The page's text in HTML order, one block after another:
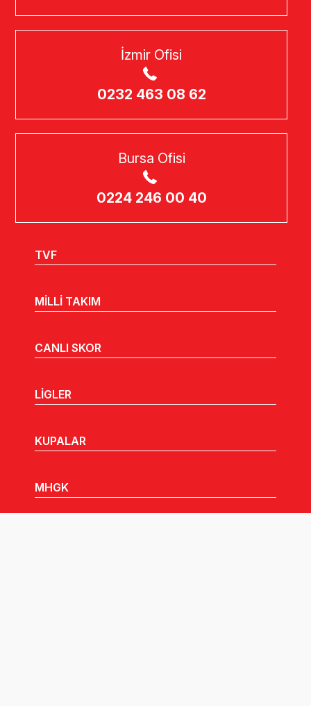
İzmir Ofisi
0232 463 08 62
Bursa Ofisi
0224 246 00 40
TVF
MİLLİ TAKIM
CANLI SKOR
LİGLER
KUPALAR
MHGK